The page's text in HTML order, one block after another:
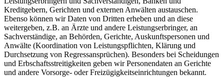
Kreditgebern, Gerichten und externen Anwälten austauschen.
Ebenso können wir Daten von Dritten erheben und an diese
weitergeben, z.B. an Ärzte und andere Leistungserbringer, an
Sachverständige, an Behörden, Gerichte, Auskunftspersonen und
Anwälte (Koordination von Leistungspflichten, Klärung und
Durchsetzung von Regressansprüchen). Besonders bei Scheidungen
und Erbschaftsstreitigkeiten geben wir Personendaten an Gerichte
und andere Vorsorge- oder Freizügigkeitseinrichtungen bekannt.